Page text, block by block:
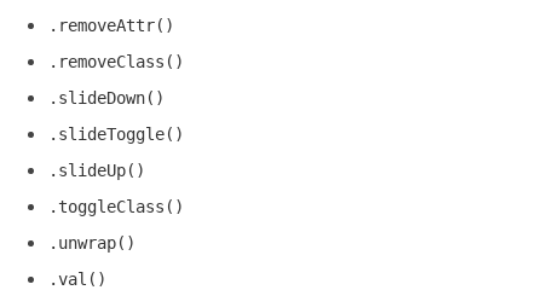
.removeAttr()
.removeClass()
.slideDown()
.slideToggle()
.slideUp()
.toggleClass()
.unwrap()
.val()